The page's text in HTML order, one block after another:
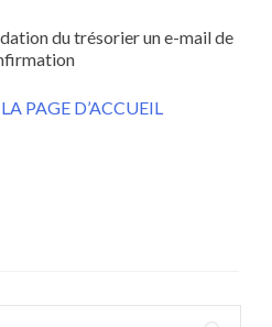
du trésorier un e-mail de
PAGE D’ACCUEIL